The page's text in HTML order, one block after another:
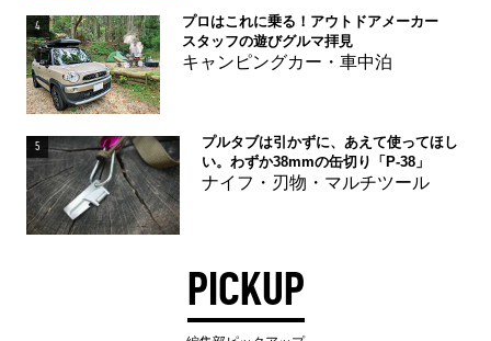
4
プロはこれに乗る！アウトドアメーカー
スタッフの遊びグルマ拝見
キャンピングカー・車中泊
5
プルタブは引かずに、あえて使ってほし
い。わずか38mmの缶切り「P-38」
ナイフ・刃物・マルチツール
PICKUP